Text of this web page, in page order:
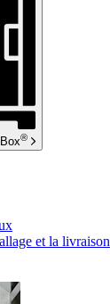
®
et la livraison